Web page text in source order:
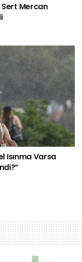
Sert Mercan
Isınma Varsa